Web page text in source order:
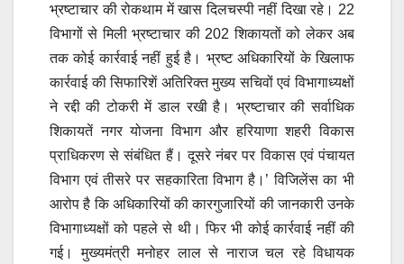
भ्रष्टाचार की रोकथाम में खास दिलचस्पी नहीं दिखा रहे। 22
विभागों से मिली भ्रष्टाचार की 202 शिकायतों को लेकर अब
तक कोई कार्रवाई नहीं हुई है। भ्रष्ट अधिकारियों के खिलाफ
कार्रवाई की सिफारिशें अतिरिक्त मुख्य सचिवों एवं विभागाध्यक्षों
ने रद्दी की टोकरी में डाल रखी है। भ्रष्टाचार की सर्वाधिक
शिकायतें नगर योजना विभाग और हरियाणा शहरी विकास
प्राधिकरण से संबंधित हैं। दूसरे नंबर पर विकास एवं पंचायत
विभाग एवं तीसरे पर सहकारिता विभाग है।’ विजिलेंस का भी
आरोप है कि अधिकारियों की कारगुजारियों की जानकारी उनके
विभागाध्यक्षों को पहले से थी। फिर भी कोई कार्रवाई नहीं की
गई। मुख्यमंत्री मनोहर लाल से नाराज चल रहे विधायक